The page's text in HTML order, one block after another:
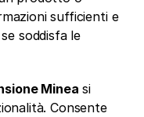
sufficienti e
soddisfa le
Minea si
Consente